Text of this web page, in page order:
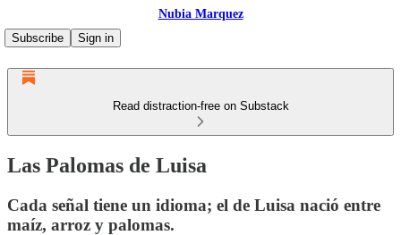
Nubia Marquez
Subscribe
Sign in
Read distraction-free on Substack
Las Palomas de Luisa
Cada señal tiene un idioma; el de Luisa nació entre
maíz, arroz y palomas.